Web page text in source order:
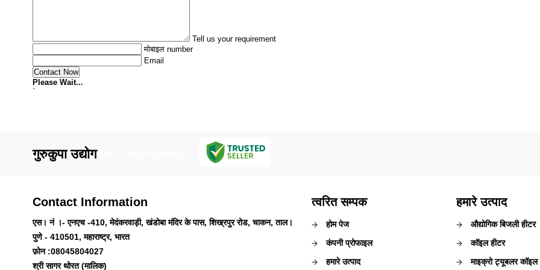
Tell us your requirement
मोबाइल number
Email
Please Wait...
`
गुरुकुपा उद्योग
Contact Information
एस। नं ।- एनएच -410, मेदंकरवाड़ी, खंडोबा मंदिर के पास, शिख्रपुर रोड, चाकन, ताल।
पुणे - 410501, महाराष्ट्र, भारत
फ़ोन :08045804027
श्री सागर थोरत (मालिक)
त्वरित सम्पक
होम पेज
कंपनी प्रोफाइल
हमारे उत्पाद
हमारे उत्पाद
औद्योगिक बिजली हीटर
कॉइल हीटर
माइक्रो ट्यूबलर कॉइल